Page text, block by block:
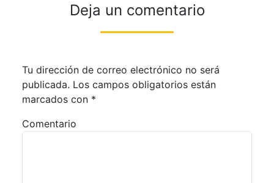
Deja un comentario
Tu dirección de correo electrónico no será
publicada. Los campos obligatorios están
marcados con *
Comentario